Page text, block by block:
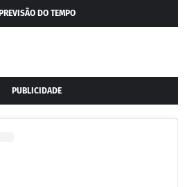
DO TEMPO
PUBLICIDADE